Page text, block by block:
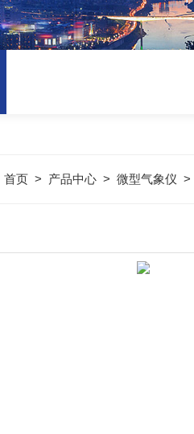
首页> 产品中心> 微型气象仪 >